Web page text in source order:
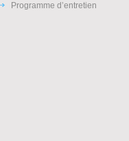
Programme d’entretien